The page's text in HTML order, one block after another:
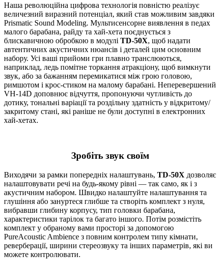
Наша революційна цифрова технологія повністю реалізує
величезний виразний потенціал, який став можливим завдяки
Prismatic Sound Modeling. Мультисенсорне виявлення в педах
малого барабана, райду та хай-хета поєднується з
блискавичною обробкою в модулі TD-50X, щоб надати
автентичних акустичних нюансів і деталей цим основним
набору. Усі ваші прийоми гри плавно транслюються,
наприклад, ледь помітне торкання атракціону, щоб вимкнути
звук, або за бажанням перемикатися між грою головою,
римшотом і крос-стиком на малому барабані. Неперевершений
VH-14D доповнює відчуття, пропонуючи чутливість до
дотику, тональні варіації та роздільну здатність у відкритому/
закритому стані, які раніше не були доступні в електронних
хай-хетах.
Зробіть звук своїм
Виходячи за рамки попередніх налаштувань, TD-50X дозволяє
налаштовувати речі на будь-якому рівні — так само, як і з
акустичним набором. Швидко налаштуйте налаштування та
глушіння або зануртеся глибше та створіть комплект з нуля,
вибравши глибину корпусу, тип головки барабана,
характеристики тарілок та багато іншого. Потім розмістіть
комплект у обраному вами просторі за допомогою
PureAcoustic Ambience з повним контролем типу кімнати,
реверберації, ширини стереозвуку та інших параметрів, які ви
можете контролювати.